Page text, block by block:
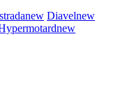
new Diavelnew
new